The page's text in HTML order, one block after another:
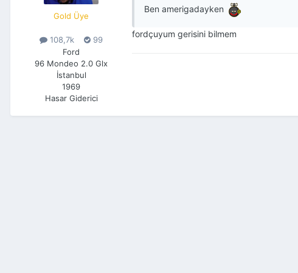
Gold Üye
108,7k
99
Ford
96 Mondeo 2.0 Glx
İstanbul
1969
Hasar Giderici
Ben amerigadayken
fordçuyum gerisini bilmem